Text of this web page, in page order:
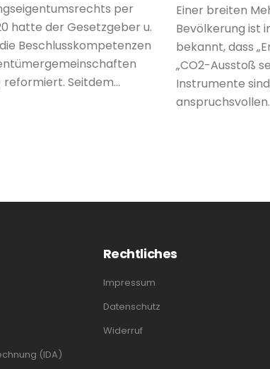
per
hatte der Gesetzgeber u.
Beschlusskompetenzen
reformiert. Seitdem...
Einer breiten
Bevölkerung ist
bekannt, dass
„CO2-Ausstoß
Instrumente
(IDA)
Rechtliches
Impressum
Datenschutz
Widerruf